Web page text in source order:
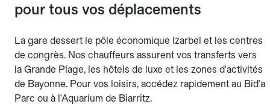
pour tous vos déplacements
La gare dessert le pôle économique Izarbel et les centres
de congrès. Nos chauffeurs assurent vos transferts vers
la Grande Plage, les hôtels de luxe et les zones d'activités
de Bayonne. Pour vos loisirs, accédez rapidement au Bid'a
Parc ou à l'Aquarium de Biarritz.